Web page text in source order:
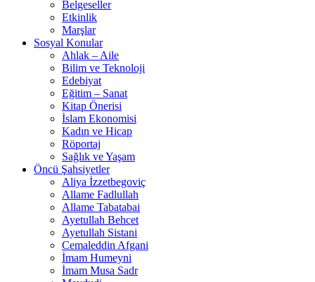
Belgeseller
Etkinlik
Marşlar
Sosyal Konular
Ahlak – Aile
Bilim ve Teknoloji
Edebiyat
Eğitim – Sanat
Kitap Önerisi
İslam Ekonomisi
Kadın ve Hicap
Röportaj
Sağlık ve Yaşam
Öncü Şahsiyetler
Aliya İzzetbegoviç
Allame Fadlullah
Allame Tabatabai
Ayetullah Behcet
Ayetullah Sistani
Cemaleddin Afgani
İmam Humeyni
İmam Musa Sadr